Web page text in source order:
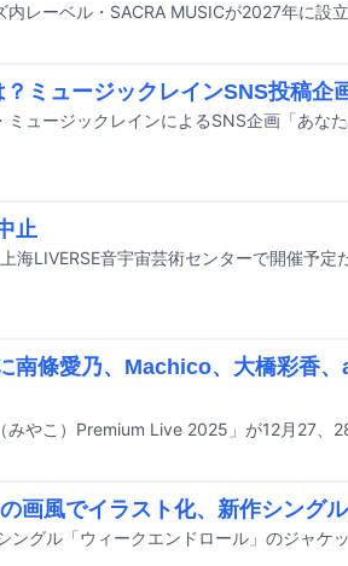
ミュージックレインSNS投稿企
止
南條愛乃、Machico、大橋彩香
画風でイラスト化、新作シング
グル「ウィークエンドロール」のジャケ